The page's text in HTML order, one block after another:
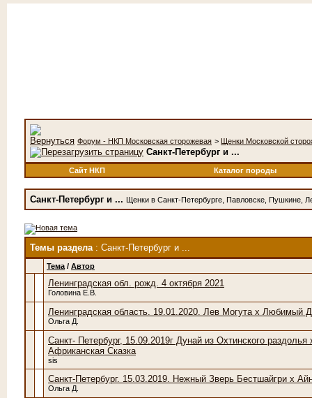
Форум - НКП Московская сторожевая > Щенки Московской
Санкт-Петербург и ...
Сайт НКП Каталог породы
Санкт-Петербург и ... Щенки в Санкт-Петербурге, Павловске, Пушкине,
Темы раздела: Санкт-Петербург и ...
Тема / Автор
Ленинградская обл. рожд. 4 октября 2021
Головина Е.В.
Ленинградская область. 19.01.2020. Лев Могута х Любимый
Ольга Д.
Санкт- Петербург, 15.09.2019г Дунай из Охтинского раздолья
Африканская Сказка
sis
Санкт-Петербург. 15.03.2019. Нежный Зверь Бестшайгри х
Ольга Д.